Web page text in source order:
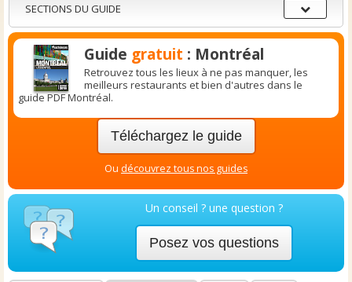
Sections
du
guide
SECTIONS DU GUIDE
Guide gratuit : Montréal
Retrouvez tous les lieux à ne pas manquer, les
meilleurs restaurants et bien d'autres dans le
guide PDF Montréal.
Téléchargez le guide
Ou découvrez tous nos guides
Un conseil ? une question ?
Posez vos questions